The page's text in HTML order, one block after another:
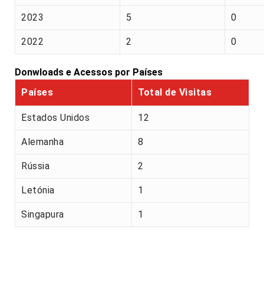
2023 5 0
2022 2 0
Donwloads e Acessos por Países
Países
Total de Visitas
Estados Unidos 12
Alemanha 8
Rússia 2
Letónia 1
Singapura 1